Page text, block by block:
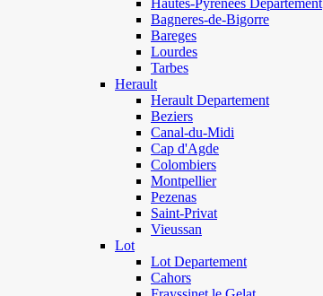
Hautes-Pyrenees Departement
Bagneres-de-Bigorre
Bareges
Lourdes
Tarbes
Herault
Herault Departement
Beziers
Canal-du-Midi
Cap d'Agde
Colombiers
Montpellier
Pezenas
Saint-Privat
Vieussan
Lot
Lot Departement
Cahors